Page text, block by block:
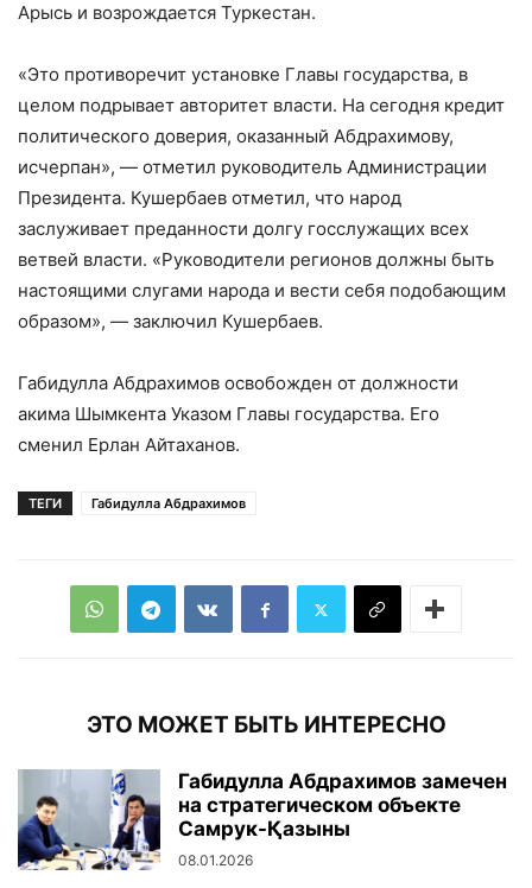
Арысь и возрождается Туркестан.
«Это противоречит установке Главы государства, в
целом подрывает авторитет власти. На сегодня кредит
политического доверия, оказанный Абдрахимову,
исчерпан», — отметил руководитель Администрации
Президента. Кушербаев отметил, что народ
заслуживает преданности долгу госслужащих всех
ветвей власти. «Руководители регионов должны быть
настоящими слугами народа и вести себя подобающим
образом», — заключил Кушербаев.
Габидулла Абдрахимов освобожден от должности
акима Шымкента Указом Главы государства. Его
сменил Ерлан Айтаханов.
ТЕГИ Габидулла Абдрахимов
ЭТО МОЖЕТ БЫТЬ ИНТЕРЕСНО
Габидулла Абдрахимов замечен
на стратегическом объекте
Самрук-Қазыны
08.01.2026